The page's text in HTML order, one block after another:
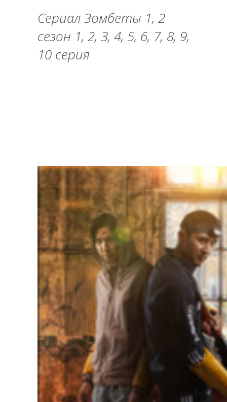
Сериал Зомбеты 1, 2
сезон 1, 2, 3, 4, 5, 6, 7, 8, 9,
10 серия